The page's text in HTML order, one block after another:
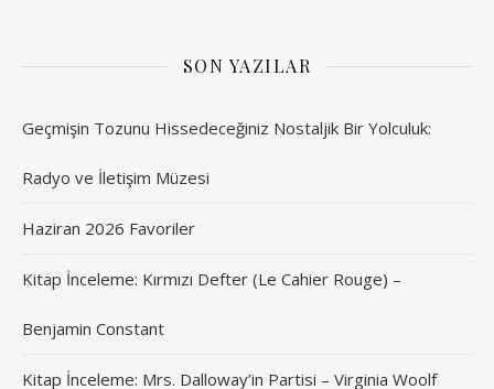
SON YAZILAR
Geçmişin Tozunu Hissedeceğiniz Nostaljik Bir Yolculuk:
Radyo ve İletişim Müzesi
Haziran 2026 Favoriler
Kitap İnceleme: Kırmızı Defter (Le Cahier Rouge) –
Benjamin Constant
Kitap İnceleme: Mrs. Dalloway’in Partisi – Virginia Woolf